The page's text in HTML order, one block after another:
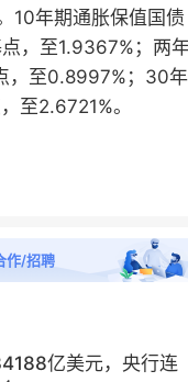
10年期通胀保值国
，至1.9367%；两
，至0.8997%；30
至2.6721%。
作/招聘
亿美元，央行连